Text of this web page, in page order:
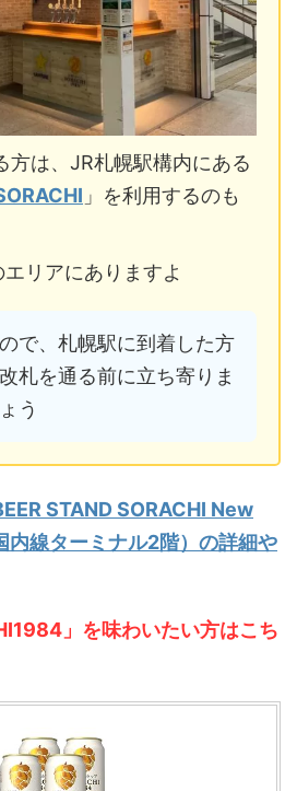
方は、JR札幌駅構内にある
」を利用するのも
リアにありますよ
で、札幌駅に到着した方
札を通る前に立ち寄りま
う
STAND SORACHI New
線ターミナル2階）の詳細や
」を味わいたい方はこち